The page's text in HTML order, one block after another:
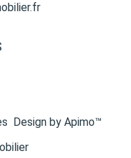
Design by Apimo™